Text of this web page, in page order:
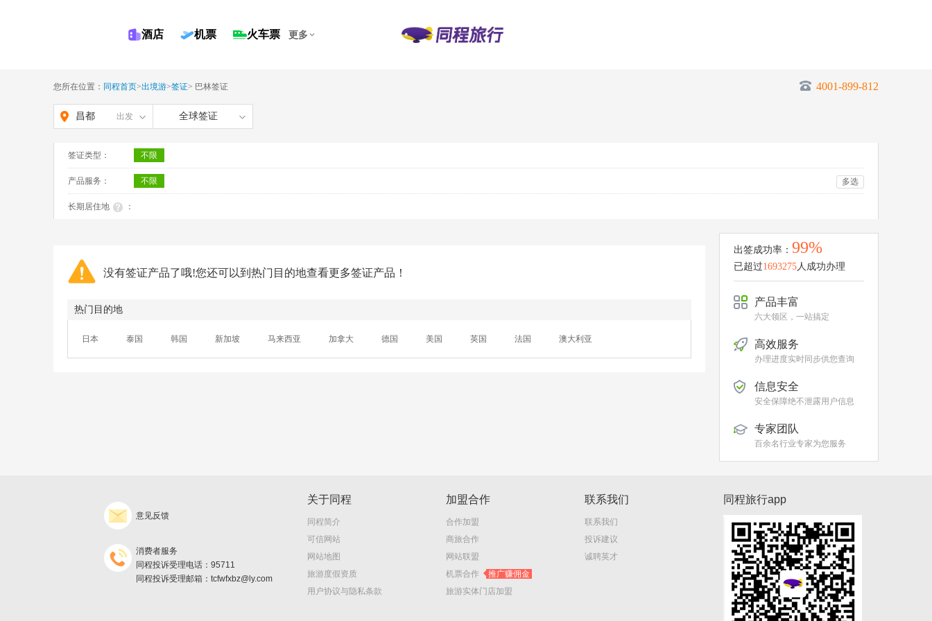
酒店 机票 火车票 更多
您所在位置： 同程首页>出境游>签证> 巴林签证 4001-899-812
昌都 出发 全球签证
签证类型： 不限
产品服务： 不限 多选
长期居住地 ：
没有签证产品了哦!您还可以到热门目的地查看更多签证产品！
热门目的地
日本 泰国 韩国 新加坡 马来西亚 加拿大 德国 美国 英国 法国 澳大利亚
出签成功率： 99%
已超过1693275人成功办理
产品丰富
六大领区，一站搞定
高效服务
办理进度实时同步供您查询
信息安全
安全保障绝不泄露用户信息
专家团队
百余名行业专家为您服务
意见反馈
消费者服务
同程投诉受理电话：95711
同程投诉受理邮箱：tcfwfxbz@ly.com
关于同程
同程简介
可信网站
网站地图
旅游度假资质
用户协议与隐私条款
加盟合作
合作加盟
商旅合作
网站联盟
机票合作
推广赚佣金
旅游实体门店加盟
联系我们
联系我们
投诉建议
诚聘英才
同程旅行app